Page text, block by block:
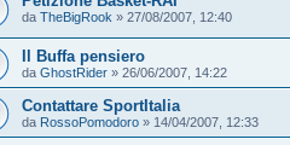
da TheBigRook » 27/08/2007, 12:40
Il Buffa pensiero
da GhostRider » 26/06/2007, 14:22
Contattare SportItalia
da RossoPomodoro » 14/04/2007, 12:33